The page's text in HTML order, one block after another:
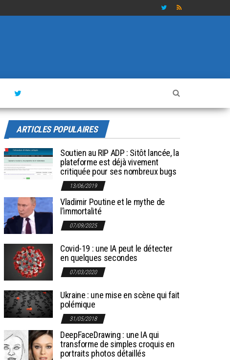
ARTICLES POPULAIRES
Soutien au RIP ADP : Sitôt lancée, la
plateforme est déjà vivement
critiquée pour ses nombreux bugs
13/06/2019
Vladimir Poutine et le mythe de
l’immortalité
07/09/2025
Covid-19 : une IA peut le détecter
en quelques secondes
07/03/2020
Ukraine : une mise en scène qui fait
polémique
31/05/2018
DeepFaceDrawing : une IA qui
transforme de simples croquis en
portraits photos détaillés